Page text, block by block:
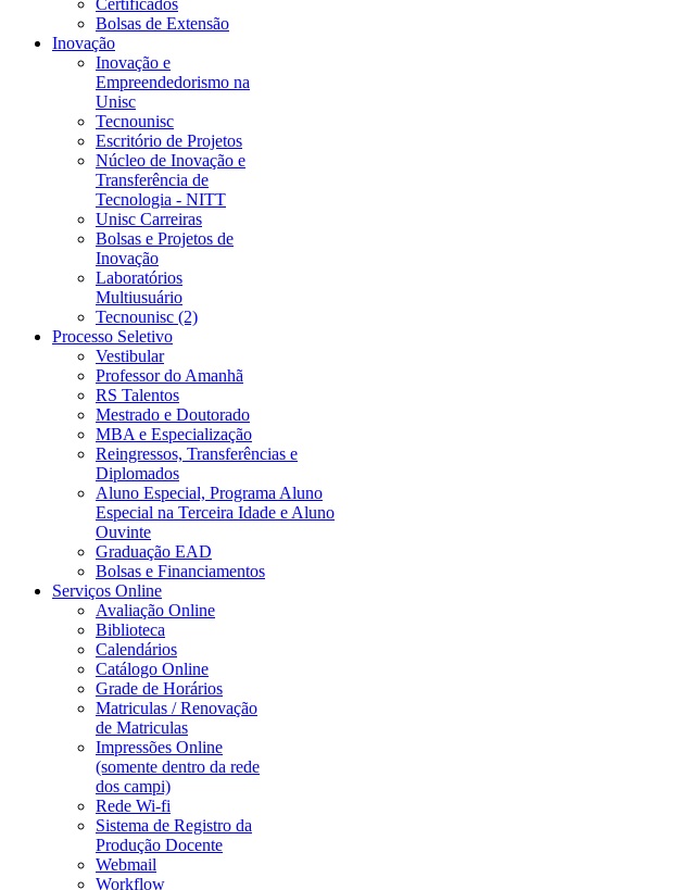
Certificados
Bolsas de Extensão
Inovação
Inovação e
Empreendedorismo na
Unisc
Tecnounisc
Escritório de Projetos
Núcleo de Inovação e
Transferência de
Tecnologia - NITT
Unisc Carreiras
Bolsas e Projetos de
Inovação
Laboratórios
Multiusuário
Tecnounisc (2)
Processo Seletivo
Vestibular
Professor do Amanhã
RS Talentos
Mestrado e Doutorado
MBA e Especialização
Reingressos, Transferências e
Diplomados
Aluno Especial, Programa Aluno
Especial na Terceira Idade e Aluno
Ouvinte
Graduação EAD
Bolsas e Financiamentos
Serviços Online
Avaliação Online
Biblioteca
Calendários
Catálogo Online
Grade de Horários
Matriculas / Renovação
de Matriculas
Impressões Online
(somente dentro da rede
dos campi)
Rede Wi-fi
Sistema de Registro da
Produção Docente
Webmail
Workflow